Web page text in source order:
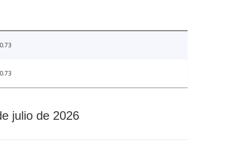
0.73
0.73
julio de 2026